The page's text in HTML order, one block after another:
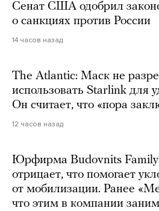
Сенат США одобрил
о санкциях против России
14 часов назад
The Atlantic: Маск не
использовать Starlink для
Он считает, что «пора
12 часов назад
Юрфирма Budovnits Family
отрицает, что помогает
от мобилизации. Ранее
что этим в компании